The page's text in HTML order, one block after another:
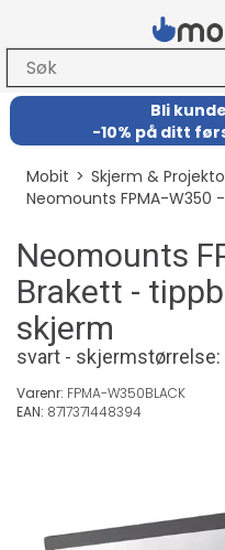
Bli
-10% på ditt
Mobit>Skjerm &
Neomounts FPMA-
Neomounts
Brakett -
skjerm
svart -
Varenr: FPMA-W350BLACK
EAN: 8717371448394